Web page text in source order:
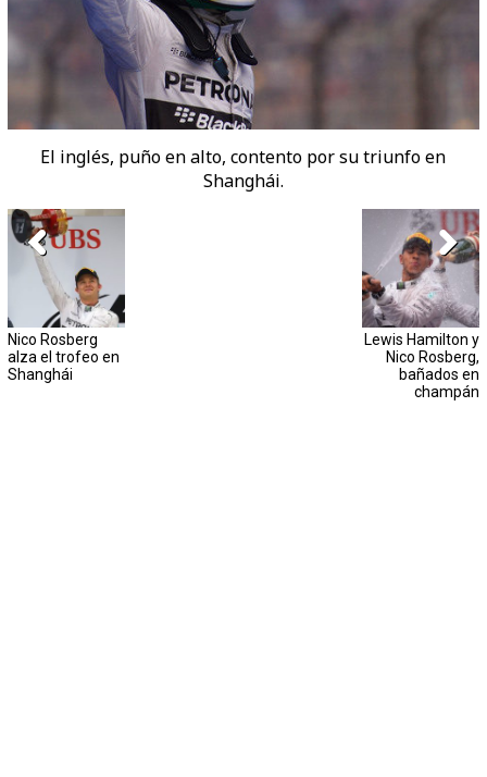
El inglés, puño en alto, contento por su triunfo en
Shanghái.
Nico Rosberg
alza el trofeo en
Shanghái
Lewis Hamilton y
Nico Rosberg,
bañados en
champán